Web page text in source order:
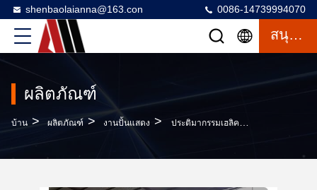
shenbaolaianna@163.con 0086-14739994070
สนุกสนาน
ผลิตภัณฑ์
บ้าน > ผลิตภัณฑ์ > งานปั้นแสดง > ประติมากรรมเฮลิคอปเตอร์ไฟเบอร์กลาสพร้อมงานเชื่อมมือและการออกแบบที่ปรับแต่งได้สำหรับการจัดแสดงกลางแจ้ง